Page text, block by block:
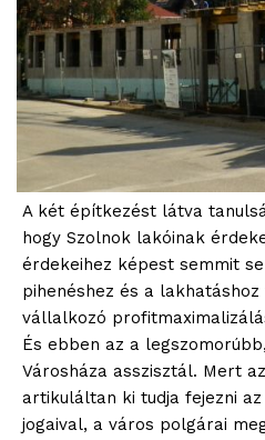
A két építkezést látva
hogy Szolnok lakóinak
érdekeihez képest semmit
pihenéshez és a
vállalkozó
És ebben az a
Városháza asszisztál. Mert
artikuláltan ki tudja fejezni
jogaival, a város polgárai